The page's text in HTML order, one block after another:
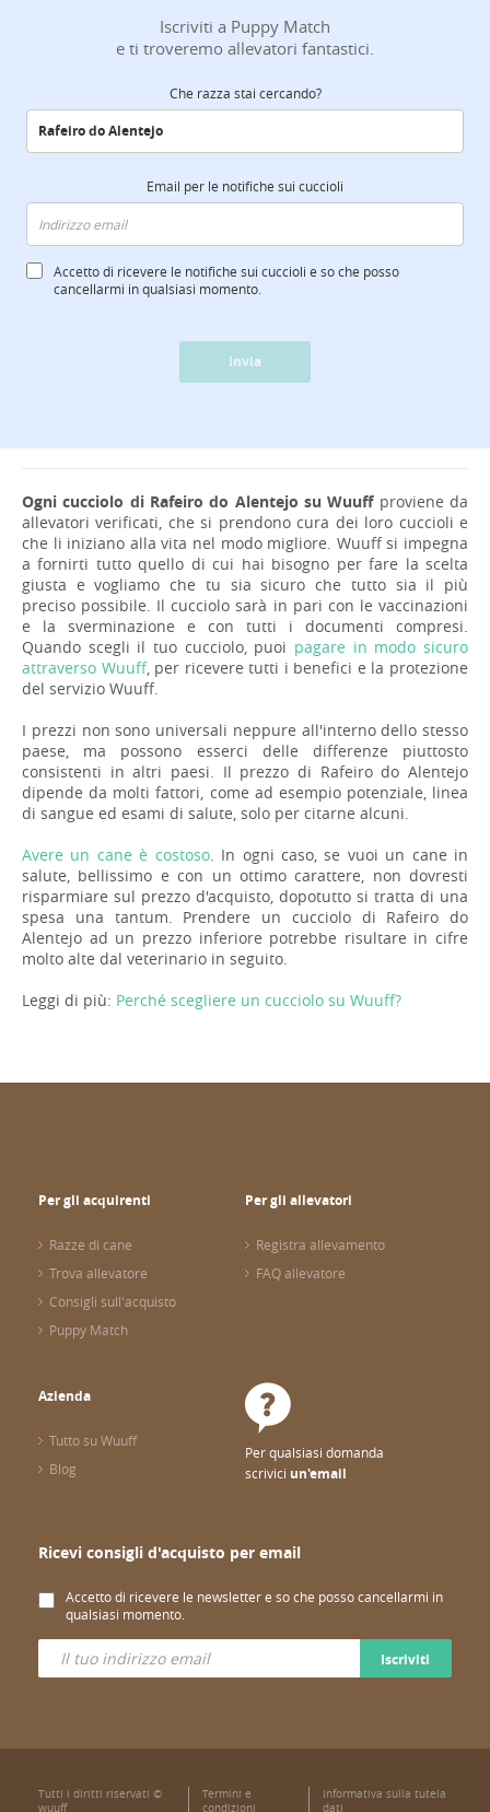
Iscriviti a Puppy Match
e ti troveremo allevatori fantastici.
Che razza stai cercando?
Email per le notifiche sui cuccioli
Accetto di ricevere le notifiche sui cuccioli e so che posso
cancellarmi in qualsiasi momento.
Invia
Ogni cucciolo di Rafeiro do Alentejo su Wuuffproviene da
allevatori verificati, che si prendono cura dei loro cuccioli e
che li iniziano alla vita nel modo migliore. Wuuff si impegna
a fornirti tutto quello di cui hai bisogno per fare la scelta
giusta e vogliamo che tu sia sicuro che tutto sia il più
preciso possibile. Il cucciolo sarà in pari con le vaccinazioni
e la sverminazione e con tutti i documenti compresi.
Quando scegli il tuo cucciolo, puoi pagare in modo sicuro
attraverso Wuuff, per ricevere tutti i benefici e la protezione
del servizio Wuuff.
I prezzi non sono universali neppure all'interno dello stesso
paese, ma possono esserci delle differenze piuttosto
consistenti in altri paesi. Il prezzo di Rafeiro do Alentejo
dipende da molti fattori, come ad esempio potenziale, linea
di sangue ed esami di salute, solo per citarne alcuni.
Avere un cane è costoso. In ogni caso, se vuoi un cane in
salute, bellissimo e con un ottimo carattere, non dovresti
risparmiare sul prezzo d'acquisto, dopotutto si tratta di una
spesa una tantum. Prendere un cucciolo di Rafeiro do
Alentejo ad un prezzo inferiore potrebbe risultare in cifre
molto alte dal veterinario in seguito.
Leggi di più: Perché scegliere un cucciolo su Wuuff?
Per gli acquirenti
Razze di cane
Trova allevatore
Consigli sull'acquisto
Puppy Match
Per gli allevatori
Registra allevamento
FAQ allevatore
Azienda
Tutto su Wuuff
Blog
Per qualsiasi domanda
scrivici un'email
Ricevi consigli d'acquisto per email
Accetto di ricevere le newsletter e so che posso cancellarmi in
qualsiasi momento.
Iscriviti
Tutti i diritti riservati ©
wuuff
Termini e
condizioni
Informativa sulla tutela
dati